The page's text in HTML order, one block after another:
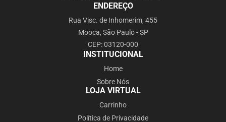
ENDEREÇO
Rua Visc. de Inhomerim, 455
Mooca, São Paulo - SP
CEP: 03120-000
INSTITUCIONAL
Home
Sobre Nós
LOJA VIRTUAL
Carrinho
Política de Privacidade